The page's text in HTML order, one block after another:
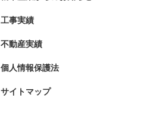
工事実績
不動産実績
個人情報保護法
サイトマップ